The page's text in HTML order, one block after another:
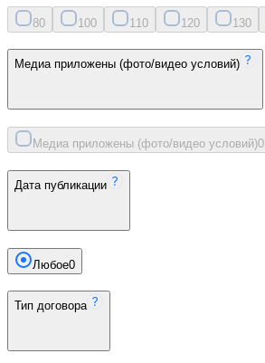
80 100 11 0 120 130
Медиа приложены (фото/видео условий)
Медиа приложены (фото/видео условий)0
Дата публикации
Любое0
Тип договора